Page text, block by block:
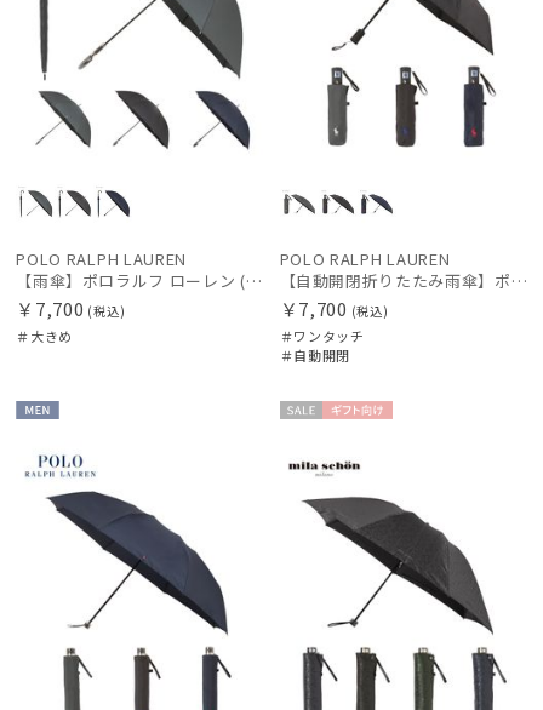
POLO RALPH LAUREN
【雨傘】ポロラルフ ローレン (POLO RALPH LAUREN) ワンポイントポロポニー 大きめ70cm
￥7,700 (税込)
＃大きめ
POLO RALPH LAUREN
【自動開閉折りたたみ雨傘】ポロラルフ ローレン (POLO RALPH LAUREN) ワンポイントポロポニー 自動開閉 ワンタッチ
￥7,700 (税込)
＃ワンタッチ
＃自動開閉
向け